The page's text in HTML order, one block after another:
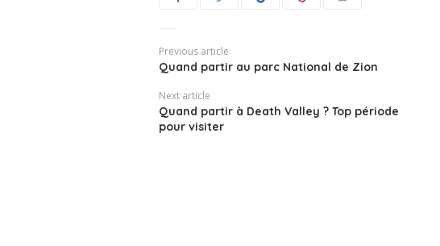
Previous article
Quand partir au parc National de Zion
Next article
Quand partir à Death Valley ? Top période
pour visiter